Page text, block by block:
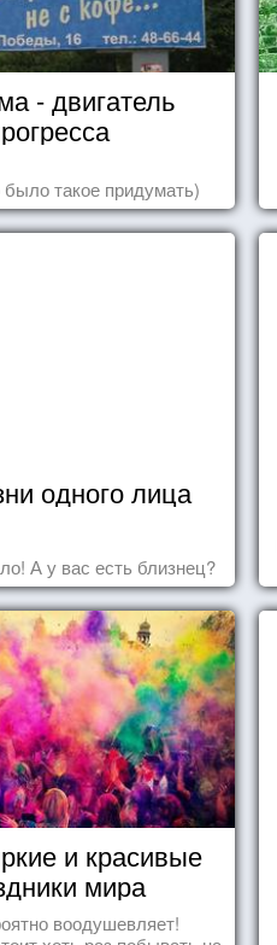
- двигатель
такое придумать)
одного лица
А у вас есть близнец?
и красивые
мира
воодушевляет!